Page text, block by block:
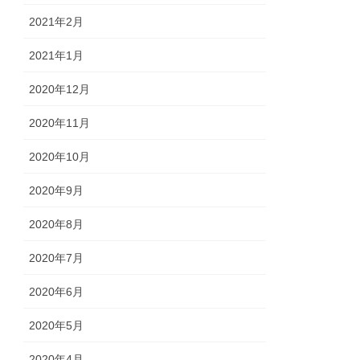
2021年2月
2021年1月
2020年12月
2020年11月
2020年10月
2020年9月
2020年8月
2020年7月
2020年6月
2020年5月